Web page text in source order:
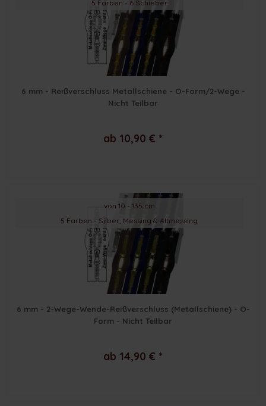
5 Farben - 6 Schieber
6 mm - Reißverschluss Metallschiene - O-Form/2-Wege -
Nicht Teilbar
ab 10,90 € *
von 10 - 135 cm
5 Farben - Silber, Messing & Altmessing
6 mm - 2-Wege-Wende-Reißverschluss (Metallschiene) - O-
Form - Nicht Teilbar
ab 14,90 € *